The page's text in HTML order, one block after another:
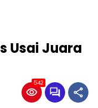
Usai Juara
542